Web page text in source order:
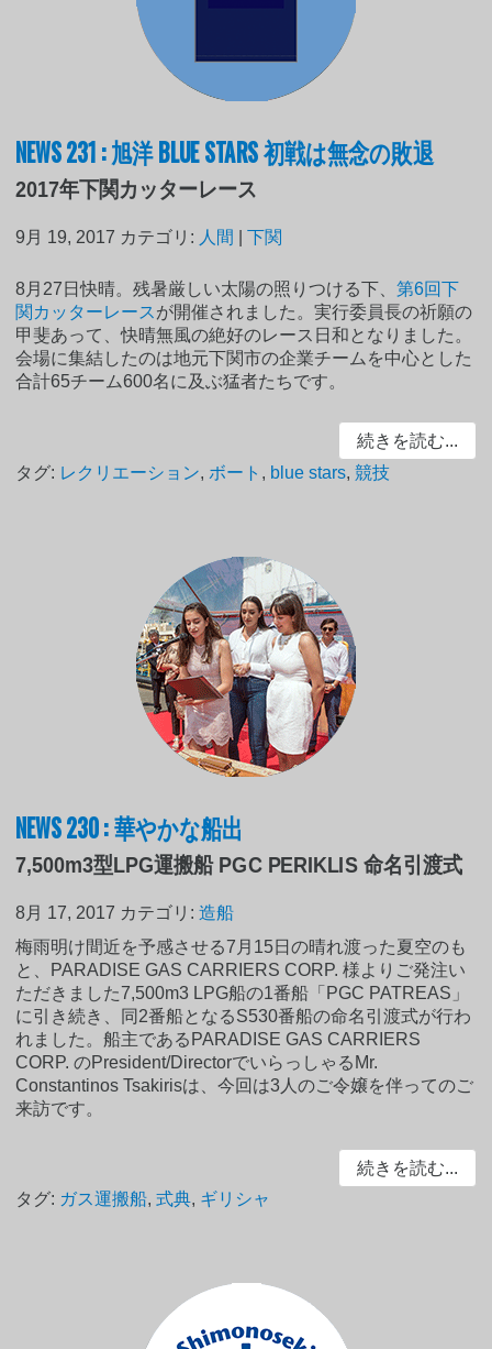
NEWS 231 : 旭洋 BLUE STARS 初戦は無念の敗退
2017年下関カッターレース
9月 19, 2017 カテゴリ: 人間 |下関
8月27日快晴。残暑厳しい太陽の照りつける下、第6回下
関カッターレースが開催されました。実行委員長の祈願の
甲斐あって、快晴無風の絶好のレース日和となりました。
会場に集結したのは地元下関市の企業チームを中心とした
合計65チーム600名に及ぶ猛者たちです。
続きを読む...
タグ: レクリエーション, ボート , blue stars,競技
NEWS 230 : 華やかな船出
7,500m3型LPG運搬船 PGC PERIKLIS 命名引渡式
8月 17, 2017 カテゴリ:造船
梅雨明け間近を予感させる7月15日の晴れ渡った夏空のも
と、PARADISE GAS CARRIERS CORP. 様よりご発注い
ただきました7,500m3 LPG船の1番船「PGC PATREAS」
に引き続き、同2番船となるS530番船の命名引渡式が行わ
れました。船主であるPARADISE GAS CARRIERS
CORP. のPresident/DirectorでいらっしゃるMr.
Constantinos Tsakirisは、今回は3人のご令嬢を伴ってのご
来訪です。
続きを読む...
タグ: ガス運搬船,式典, ギリシャ